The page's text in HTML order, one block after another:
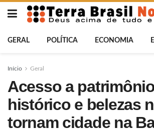
GERAL POLÍTICA ECONOMIA
Início Geral
Acesso a
histórico e belezas
tornam cidade na